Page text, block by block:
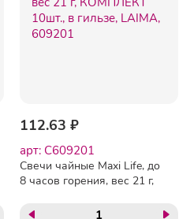
112.63 ₽
арт: C609201
Свечи чайные Maxi Life, до
8 часов горения, вес 21 г,
гильзе, LAIMA, 609201